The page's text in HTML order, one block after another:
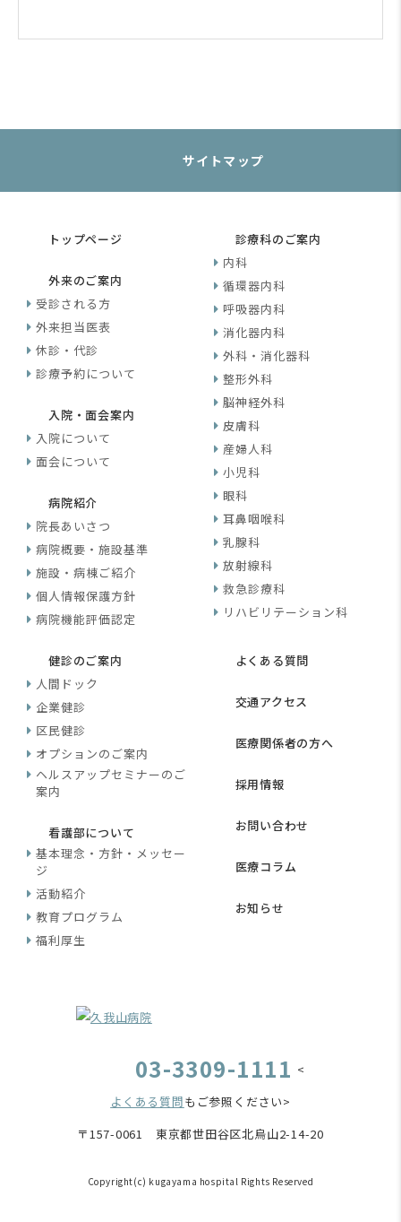
サイトマップ
トップページ
外来のご案内
受診される方
外来担当医表
休診・代診
診療予約について
入院・面会案内
入院について
面会について
病院紹介
院長あいさつ
病院概要・施設基準
施設・病棟ご紹介
個人情報保護方針
病院機能評価認定
診療科のご案内
内科
循環器内科
呼吸器内科
消化器内科
外科・消化器科
整形外科
脳神経外科
皮膚科
産婦人科
小児科
眼科
耳鼻咽喉科
乳腺科
放射線科
救急診療科
リハビリテーション科
健診のご案内
人間ドック
企業健診
区民健診
オプションのご案内
ヘルスアップセミナーのご
案内
看護部について
基本理念・方針・メッセー
ジ
活動紹介
教育プログラム
福利厚生
よくある質問
交通アクセス
医療関係者の方へ
採用情報
お問い合わせ
医療コラム
お知らせ
03-3309-1111 <
よくある質問もご参照ください>
〒157-0061 東京都世田谷区北烏山2-14-20
Copyright(c) kugayama hospital Rights Reserved